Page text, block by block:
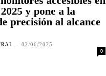
y pone a la
precisión al alcance
- 02/06/2025
0